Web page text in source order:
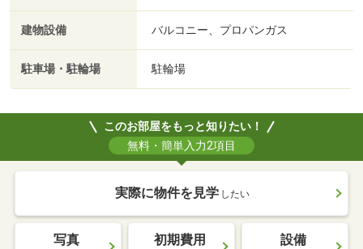
建物設備 バルコニー、プロパンガス
駐車場・駐輪場 駐輪場
このお部屋をもっと知りたい！
無料・簡単入力2項目
実際に物件を見学 したい
写真 初期費用 設備